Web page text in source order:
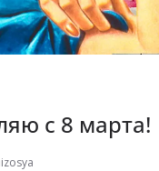
с 8 марта!